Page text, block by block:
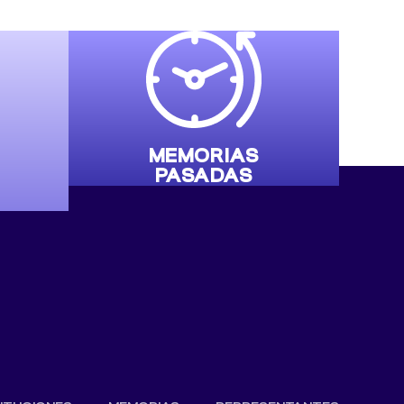
MEMORIAS
PASADAS